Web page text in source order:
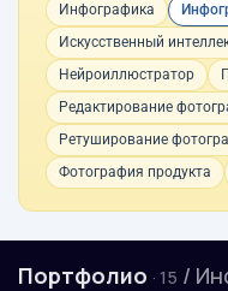
Инфографика
Искусственный
Нейроиллюстратор
Редактирование
Ретуширование
Фотография продукта
Портфолио · 15 /